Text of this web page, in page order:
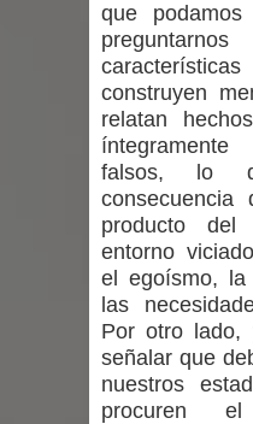
Temporal
Chancho
ramas
que
construyen
relatan
falsos, lo
consecuencia
producto
entorno
el egoísmo,
las
Por otro lado,
señalar que
nuestros
procuren